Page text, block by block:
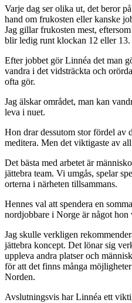
Varje dag ser olika ut, det beror
hand om frukosten eller kanske
Jag gillar frukosten mest,
blir ledig runt klockan 12 eller
Efter jobbet gör Linnéa det man
vandra i det vidsträckta och
ofta gör.
Jag älskar området, man kan
leva i nuet.
Hon drar dessutom stor fördel av
meditera. Men det viktigaste av
Det bästa med arbetet är
jättebra team. Vi umgås, spelar
orterna i närheten tillsammans.
Hennes val att spendera en
nordjobbare i Norge är något
Jag skulle verkligen
jättebra koncept. Det lönar sig
uppleva andra platser och
för att det finns många
Norden.
Avslutningsvis har Linnéa ett